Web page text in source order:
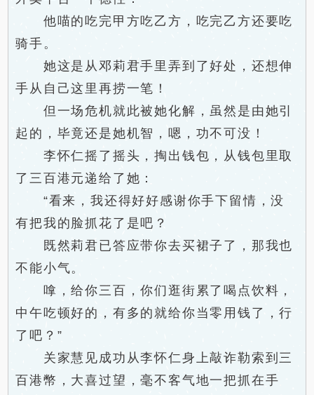
他喵的吃完甲方吃乙方，吃完乙方还要吃
骑手。
她这是从邓莉君手里弄到了好处，还想伸
手从自己这里再捞一笔！
但一场危机就此被她化解，虽然是由她引
起的，毕竟还是她机智，嗯，功不可没！
李怀仁摇了摇头，掏出钱包，从钱包里取
了三百港元递给了她：
“看来，我还得好好感谢你手下留情，没
有把我的脸抓花了是吧？
既然莉君已答应带你去买裙子了，那我也
不能小气。
嗱，给你三百，你们逛街累了喝点饮料，
中午吃顿好的，有多的就给你当零用钱了，行
了吧？”
关家慧见成功从李怀仁身上敲诈勒索到三
百港幣，大喜过望，毫不客气地一把抓在手